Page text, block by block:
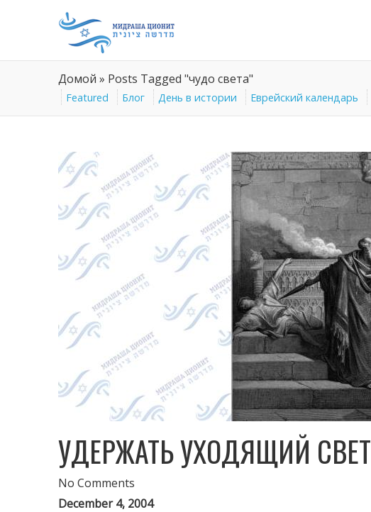
Домой » Posts Tagged "чудо света"
Featured Блог День в истории Еврейский календарь
УДЕРЖАТЬ УХОДЯЩИЙ СВЕТ
No Comments
December 4, 2004